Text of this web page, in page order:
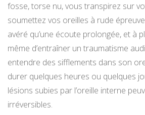
fosse, torse nu, vous transpirez sur
soumettez vos oreilles à rude
avéré qu’une écoute prolongée, et à
même d’entraîner un traumatisme
entendre des sifflements dans son
durer quelques heures ou quelques
lésions subies par l’oreille interne
irréversibles.